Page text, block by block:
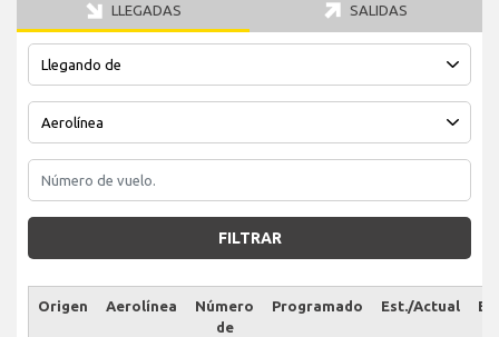
LLEGADAS SALIDAS
FILTRAR
Origen Aerolínea
Número
de
Programado Est./Actual